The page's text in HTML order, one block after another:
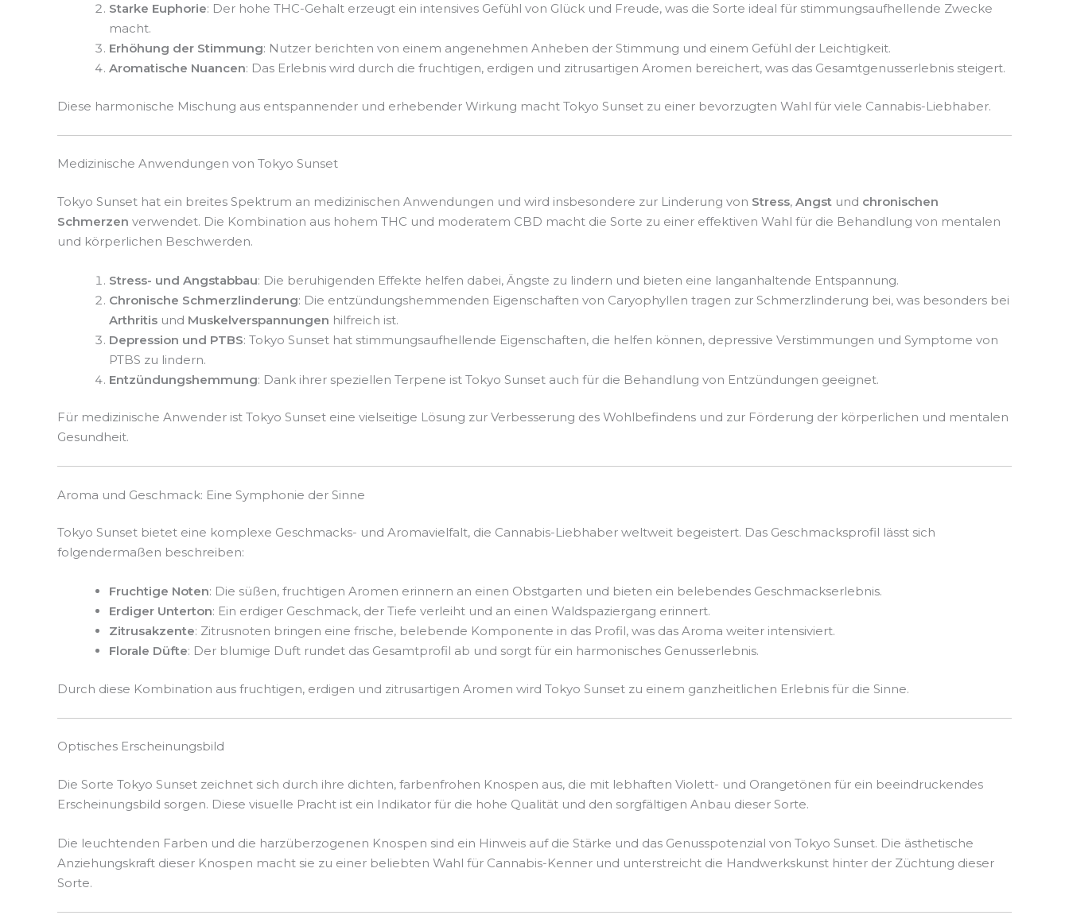
Starke Euphorie: Der hohe THC-Gehalt erzeugt ein intensives Gefühl von Glück und Freude, was die Sorte ideal für stimmungsaufhellende Zwecke
macht.
Erhöhung der Stimmung: Nutzer berichten von einem angenehmen Anheben der Stimmung und einem Gefühl der Leichtigkeit.
Aromatische Nuancen: Das Erlebnis wird durch die fruchtigen, erdigen und zitrusartigen Aromen bereichert, was das Gesamtgenusserlebnis steigert.
Diese harmonische Mischung aus entspannender und erhebender Wirkung macht Tokyo Sunset zu einer bevorzugten Wahl für viele Cannabis-Liebhaber.
Medizinische Anwendungen von Tokyo Sunset
Tokyo Sunset hat ein breites Spektrum an medizinischen Anwendungen und wird insbesondere zur Linderung von Stress, Angst und chronischen
Schmerzen verwendet. Die Kombination aus hohem THC und moderatem CBD macht die Sorte zu einer effektiven Wahl für die Behandlung von mentalen
und körperlichen Beschwerden.
Stress- und Angstabbau: Die beruhigenden Effekte helfen dabei, Ängste zu lindern und bieten eine langanhaltende Entspannung.
Chronische Schmerzlinderung: Die entzündungshemmenden Eigenschaften von Caryophyllen tragen zur Schmerzlinderung bei, was besonders bei
Arthritis und Muskelverspannungen hilfreich ist.
Depression und PTBS: Tokyo Sunset hat stimmungsaufhellende Eigenschaften, die helfen können, depressive Verstimmungen und Symptome von
PTBS zu lindern.
Entzündungshemmung: Dank ihrer speziellen Terpene ist Tokyo Sunset auch für die Behandlung von Entzündungen geeignet.
Für medizinische Anwender ist Tokyo Sunset eine vielseitige Lösung zur Verbesserung des Wohlbefindens und zur Förderung der körperlichen und mentalen
Gesundheit.
Aroma und Geschmack: Eine Symphonie der Sinne
Tokyo Sunset bietet eine komplexe Geschmacks- und Aromavielfalt, die Cannabis-Liebhaber weltweit begeistert. Das Geschmacksprofil lässt sich
folgendermaßen beschreiben:
Fruchtige Noten: Die süßen, fruchtigen Aromen erinnern an einen Obstgarten und bieten ein belebendes Geschmackserlebnis.
Erdiger Unterton: Ein erdiger Geschmack, der Tiefe verleiht und an einen Waldspaziergang erinnert.
Zitrusakzente: Zitrusnoten bringen eine frische, belebende Komponente in das Profil, was das Aroma weiter intensiviert.
Florale Düfte: Der blumige Duft rundet das Gesamtprofil ab und sorgt für ein harmonisches Genusserlebnis.
Durch diese Kombination aus fruchtigen, erdigen und zitrusartigen Aromen wird Tokyo Sunset zu einem ganzheitlichen Erlebnis für die Sinne.
Optisches Erscheinungsbild
Die Sorte Tokyo Sunset zeichnet sich durch ihre dichten, farbenfrohen Knospen aus, die mit lebhaften Violett- und Orangetönen für ein beeindruckendes
Erscheinungsbild sorgen. Diese visuelle Pracht ist ein Indikator für die hohe Qualität und den sorgfältigen Anbau dieser Sorte.
Die leuchtenden Farben und die harzüberzogenen Knospen sind ein Hinweis auf die Stärke und das Genusspotenzial von Tokyo Sunset. Die ästhetische
Anziehungskraft dieser Knospen macht sie zu einer beliebten Wahl für Cannabis-Kenner und unterstreicht die Handwerkskunst hinter der Züchtung dieser
Sorte.